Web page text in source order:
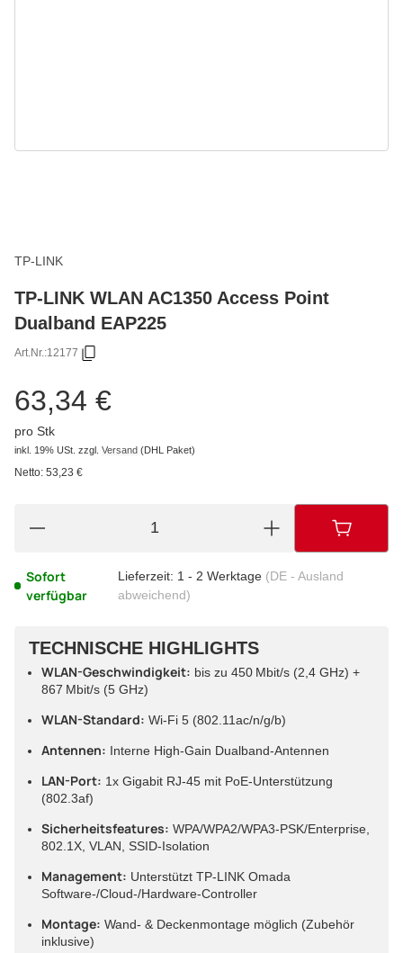
TP-LINK
TP-LINK WLAN AC1350 Access Point
Dualband EAP225
Art.Nr.:12177
63,34 €
pro Stk
inkl. 19% USt. zzgl. Versand (DHL Paket)
Netto: 53,23 €
Sofort
verfügbar
Lieferzeit: 1 - 2 Werktage (DE - Ausland
abweichend)
TECHNISCHE HIGHLIGHTS
WLAN-Geschwindigkeit: bis zu 450 Mbit/s (2,4 GHz) +
867 Mbit/s (5 GHz)
WLAN-Standard: Wi-Fi 5 (802.11ac/n/g/b)
Antennen: Interne High-Gain Dualband-Antennen
LAN-Port: 1x Gigabit RJ-45 mit PoE-Unterstützung
(802.3af)
Sicherheitsfeatures: WPA/WPA2/WPA3-PSK/Enterprise,
802.1X, VLAN, SSID-Isolation
Management: Unterstützt TP-LINK Omada
Software-/Cloud-/Hardware-Controller
Montage: Wand- & Deckenmontage möglich (Zubehör
inklusive)